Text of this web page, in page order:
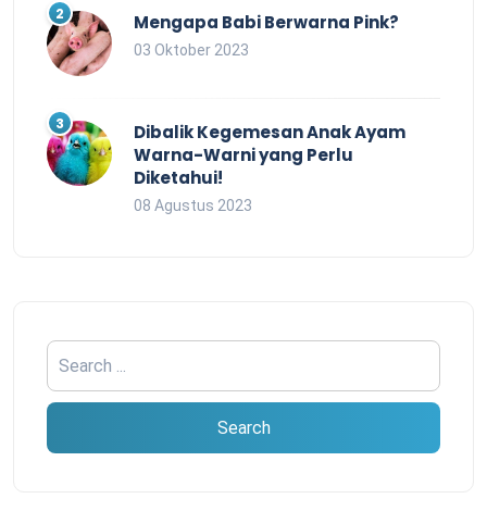
Mengapa Babi Berwarna Pink?
03 Oktober 2023
Dibalik Kegemesan Anak Ayam
Warna-Warni yang Perlu
Diketahui!
08 Agustus 2023